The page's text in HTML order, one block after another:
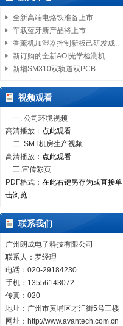
全新高端电烙铁准备上市
车载蓝牙新产品将上市
香薰机加湿器控制新板己研发成..
新订购的全新AOI光学检测机..
新增SM310双轨道双PCB..
视频观看
一. 公司环境视频
高清播放： 点此观看
二. SMT机房生产视频
高清播放： 点此观看
三.宣传彩页
PDF格式： 在此右键另存为或直接单
击浏览
联系我们
广州朗成电子科技有限公司
联系人：罗经理
电话：020-29184230
手机：13556143072
传真：020-
地址：广州市黄埔区才汇街5号三楼
网址：http://www.avantech.com.cn